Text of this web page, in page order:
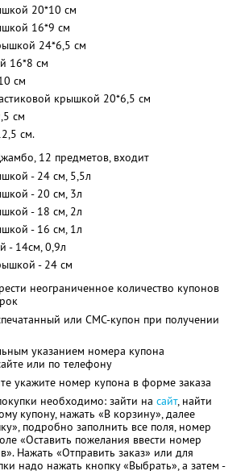
20*10 см
16*9 см
24*6,5 см
16*8 см
см
крышкой 20*6,5 см
см
см.
12 предметов, входит
- 24 см, 5,5л
- 20 см, 3л
- 18 см, 2л
- 16 см, 1л
- 14см, 0,9л
- 24 см
неограниченное количество купонов
или СМС-купон при получении
указанием номера купона
или по телефону
укажите номер купона в форме заказа
необходимо: зайти на сайт, найти
купону, нажать «В корзину», далее
подробно заполнить все поля, номер
«Оставить пожелания ввести номер
Нажать «Отправить заказ» или для
надо нажать кнопку «Выбрать», а затем -